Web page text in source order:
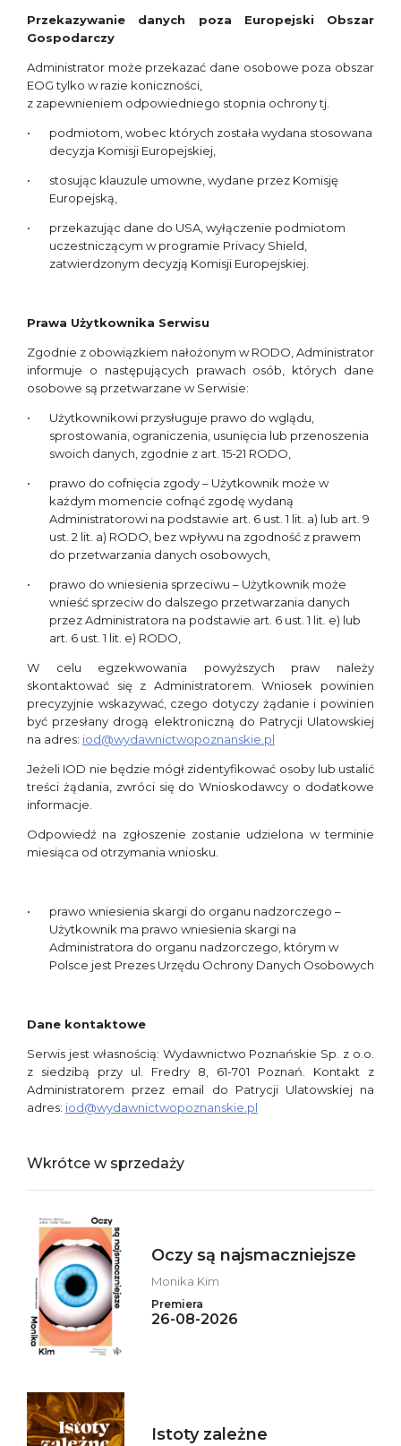
Przekazywanie danych poza Europejski Obszar
Gospodarczy
Administrator może przekazać dane osobowe poza obszar
EOG tylko w razie koniczności,
z zapewnieniem odpowiedniego stopnia ochrony tj.
podmiotom, wobec których została wydana stosowana
decyzja Komisji Europejskiej,
stosując klauzule umowne, wydane przez Komisję
Europejską,
przekazując dane do USA, wyłączenie podmiotom
uczestniczącym w programie Privacy Shield,
zatwierdzonym decyzją Komisji Europejskiej.
Prawa Użytkownika Serwisu
Zgodnie z obowiązkiem nałożonym w RODO, Administrator
informuje o następujących prawach osób, których dane
osobowe są przetwarzane w Serwisie:
Użytkownikowi przysługuje prawo do wglądu,
sprostowania, ograniczenia, usunięcia lub przenoszenia
swoich danych, zgodnie z art. 15-21 RODO,
prawo do cofnięcia zgody – Użytkownik może w
każdym momencie cofnąć zgodę wydaną
Administratorowi na podstawie art. 6 ust. 1 lit. a) lub art. 9
ust. 2 lit. a) RODO, bez wpływu na zgodność z prawem
do przetwarzania danych osobowych,
prawo do wniesienia sprzeciwu – Użytkownik może
wnieść sprzeciw do dalszego przetwarzania danych
przez Administratora na podstawie art. 6 ust. 1 lit. e) lub
art. 6 ust. 1 lit. e) RODO,
W celu egzekwowania powyższych praw należy
skontaktować się z Administratorem. Wniosek powinien
precyzyjnie wskazywać, czego dotyczy żądanie i powinien
być przesłany drogą elektroniczną do Patrycji Ulatowskiej
na adres: iod@wydawnictwopoznanskie.pl
Jeżeli IOD nie będzie mógł zidentyfikować osoby lub ustalić
treści żądania, zwróci się do Wnioskodawcy o dodatkowe
informacje.
Odpowiedź na zgłoszenie zostanie udzielona w terminie
miesiąca od otrzymania wniosku.
prawo wniesienia skargi do organu nadzorczego –
Użytkownik ma prawo wniesienia skargi na
Administratora do organu nadzorczego, którym w
Polsce jest Prezes Urzędu Ochrony Danych Osobowych
Dane kontaktowe
Serwis jest własnością: Wydawnictwo Poznańskie Sp. z o.o.
z siedzibą przy ul. Fredry 8, 61-701 Poznań. Kontakt z
Administratorem przez email do Patrycji Ulatowskiej na
adres: iod@wydawnictwopoznanskie.pl
Wkrótce w sprzedaży
Oczy są najsmaczniejsze
Monika Kim
Premiera
26-08-2026
Istoty zależne